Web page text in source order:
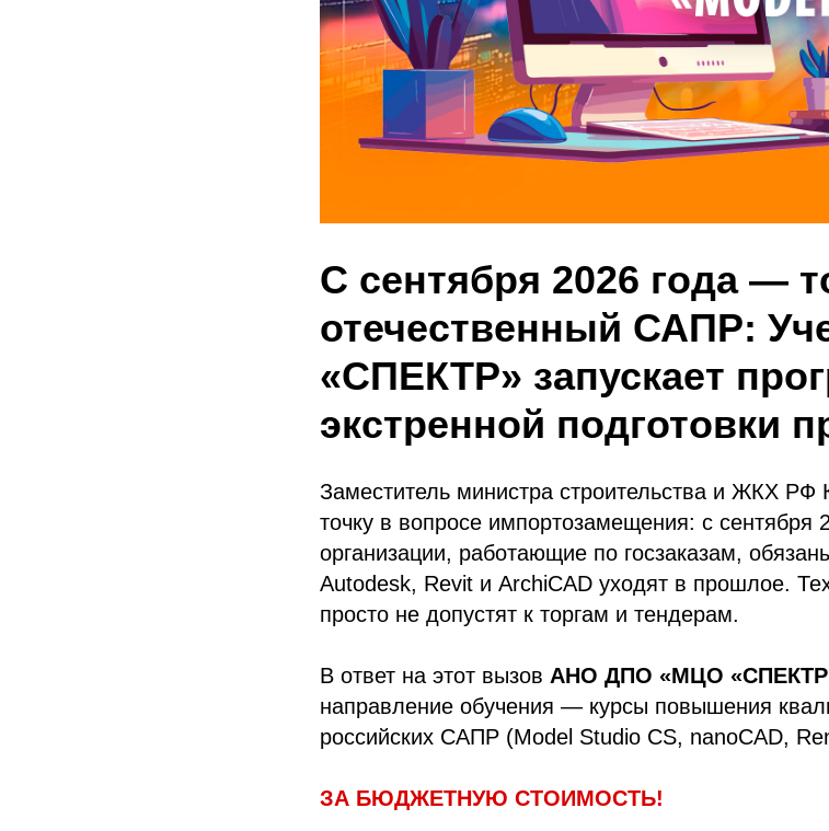
С сентября 2026 года —
отечественный САПР:
«СПЕКТР» запускает
экстренной подготовки
Заместитель министра строительства и ЖКХ РФ
точку в вопросе импортозамещения: с сентября
организации, работающие по госзаказам,
Autodesk, Revit и ArchiCAD уходят в прошлое.
просто не допустят к торгам и тендерам.
В ответ на этот вызов АНО ДПО «МЦО
направление обучения — курсы повышения
российских САПР (Model Studio CS, nanoCAD,
ЗА БЮДЖЕТНУЮ СТОИМОСТЬ!